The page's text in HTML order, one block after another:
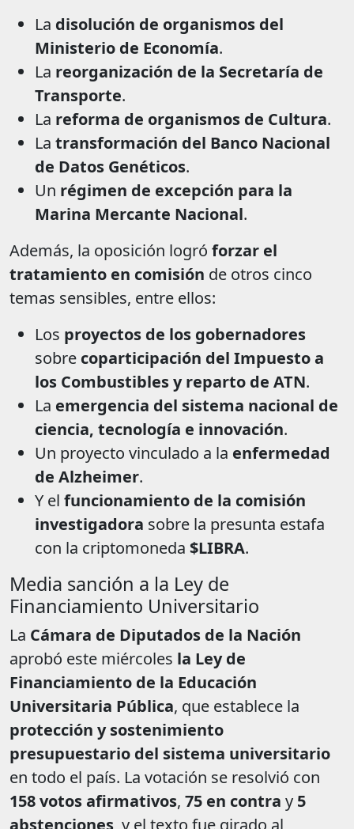
La disolución de organismos del
Ministerio de Economía.
La reorganización de la Secretaría de
Transporte.
La reforma de organismos de Cultura.
La transformación del Banco Nacional
de Datos Genéticos.
Un régimen de excepción para la
Marina Mercante Nacional.
Además, la oposición logró forzar el
tratamiento en comisión de otros cinco
temas sensibles, entre ellos:
Los proyectos de los gobernadores
sobre coparticipación del Impuesto a
los Combustibles y reparto de ATN.
La emergencia del sistema nacional de
ciencia, tecnología e innovación.
Un proyecto vinculado a la enfermedad
de Alzheimer.
Y el funcionamiento de la comisión
investigadora sobre la presunta estafa
con la criptomoneda $LIBRA.
Media sanción a la Ley de
Financiamiento Universitario
La Cámara de Diputados de la Nación
aprobó este miércoles la Ley de
Financiamiento de la Educación
Universitaria Pública, que establece la
protección y sostenimiento
presupuestario del sistema universitario
en todo el país. La votación se resolvió con
158 votos afirmativos, 75 en contra y 5